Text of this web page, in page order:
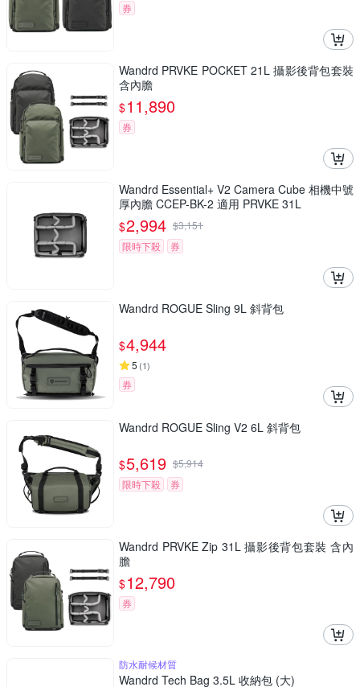
券
Wandrd PRVKE POCKET 21L 攝影後背包套裝
含內膽
$11,890
券
Wandrd Essential+ V2 Camera Cube 相機中號
厚內膽 CCEP-BK-2 適用 PRVKE 31L
$2,994 $3,151
限時下殺
券
Wandrd ROGUE Sling 9L 斜背包
$4,944
5 (1)
券
Wandrd ROGUE Sling V2 6L 斜背包
$5,619 $5,914
限時下殺
券
Wandrd PRVKE Zip 31L 攝影後背包套裝 含內
膽
$12,790
券
防水耐候材質
Wandrd Tech Bag 3.5L 收納包 (大)